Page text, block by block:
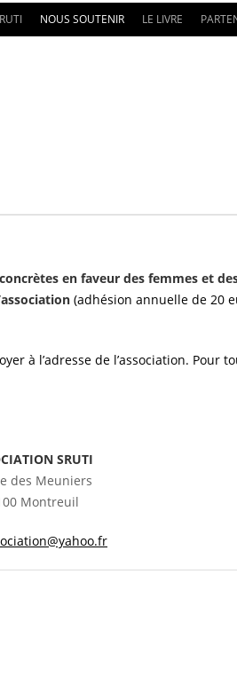
NOUS SOUTENIR LE LIVRE
en faveur des femmes et
(adhésion annuelle de 20
à l’adresse de l’association. Pour
SRUTI
des Meuniers
Montreuil